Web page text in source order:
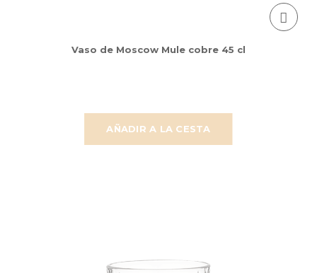
AÑADIR A LA CESTA
Vaso de Moscow Mule cobre 45 cl